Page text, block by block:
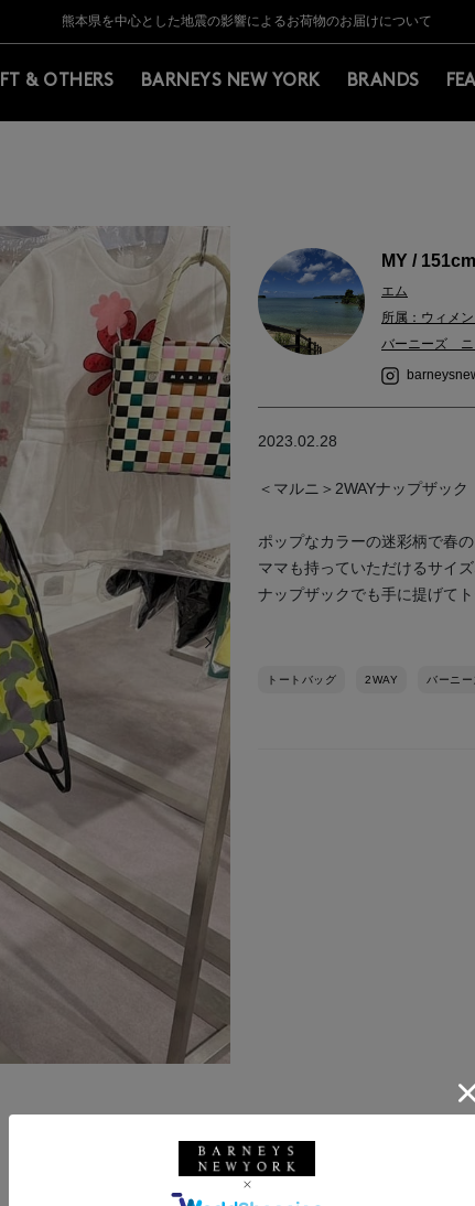
BARNEYS＞会員のお客様は11,000円（税込）以上のお買上げで常時送料無
【夏季休業に伴う返品・交換承り一時停止のお知らせ】（2026.8.5）
熊本県を中心とした地震の影響によるお荷物のお届けについて
【開催中】SUMMER SALEのご案内・ご注意事項
BARNEYS＞会員のお客様は11,000円（税込）以上のお買上げで常時送料無
【夏季休業に伴う返品・交換承り一時停止のお知らせ】（2026.8.5）
& OTHERS BARNEYS NEW YORK BRANDS
次の画像
MY / 151cm
エム
所属：ウィメ
バーニーズ ニ
2023.02.28
＜マルニ＞2WAYナップザック
ポップなカラーの迷彩柄で春
ママも持っていただけるサイ
ナップザックでも手に提げて
トートバッグ 2WAY バーニ